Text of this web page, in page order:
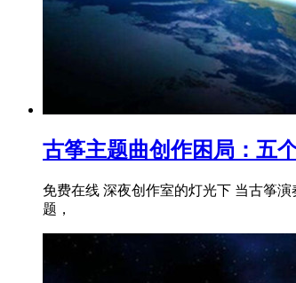
古筝主题曲创作困局：五
免费在线 深夜创作室的灯光下 当古筝
题，